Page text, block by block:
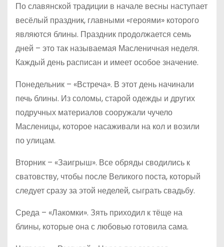
По славянской традиции в начале весны наступает
весёлый праздник, главными «героями» которого
являются блины. Праздник продолжается семь
дней – это так называемая Масленичная неделя.
Каждый день расписан и имеет особое значение.
Понедельник – «Встреча». В этот день начинали
печь блины. Из соломы, старой одежды и других
подручных материалов сооружали чучело
Масленицы, которое насаживали на кол и возили
по улицам.
Вторник – «Заигрыш». Все обряды сводились к
сватовству, чтобы после Великого поста, который
следует сразу за этой неделей, сыграть свадьбу.
Среда – «Лакомки». Зять приходил к тёще на
блины, которые она с любовью готовила сама.